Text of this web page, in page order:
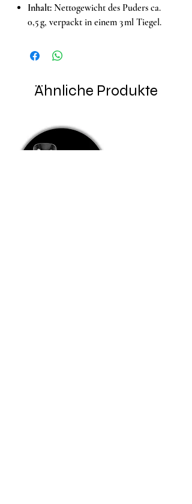
Inhalt: Nettogewicht des Puders ca.
0,5 g, verpackt in einem 3 ml Tiegel.
Ähnliche Produkte